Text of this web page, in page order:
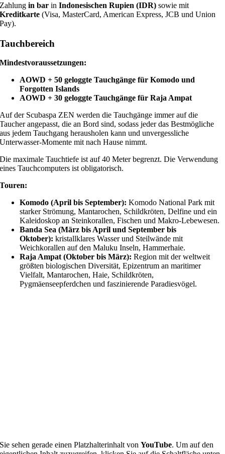
Zahlungin bar inIndonesischen Rupien (IDR) sowie mit
Kreditkarte (Visa, MasterCard, American Express, JCB und Union
Pay).
Tauchbereich
Mindestvoraussetzungen:
AOWD + 50 geloggte Tauchgänge für Komodo und
Forgotten Islands
AOWD + 30 geloggte Tauchgänge für Raja Ampat
Auf der Scubaspa ZEN werden die Tauchgänge immer auf die
Taucher angepasst, die an Bord sind, sodass jeder das Bestmögliche
aus jedem Tauchgang herausholen kann und unvergessliche
Unterwasser-Momente mit nach Hause nimmt.
Die maximale Tauchtiefe ist auf 40 Meter begrenzt. Die Verwendung
eines Tauchcomputers ist obligatorisch.
Touren:
Komodo (April bis September): Komodo National Park mit
starker Strömung, Mantarochen, Schildkröten, Delfine und ein
Kaleidoskop an Steinkorallen, Fischen und Makro-Lebewesen.
Banda Sea (März bis April und September bis
Oktober): kristallklares Wasser und Steilwände mit
Weichkorallen auf den Maluku Inseln, Hammerhaie.
Raja Ampat (Oktober bis März): Region mit der weltweit
größten biologischen Diversität, Epizentrum an maritimer
Vielfalt, Mantarochen, Haie, Schildkröten,
Pygmäenseepferdchen und faszinierende Paradiesvögel.
Sie sehen gerade einen Platzhalterinhalt vonYouTube. Um auf den